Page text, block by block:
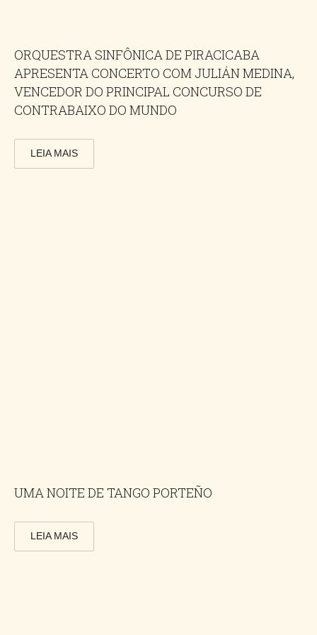
ORQUESTRA SINFÔNICA DE PIRACICABA
APRESENTA CONCERTO COM JULIÁN MEDINA,
VENCEDOR DO PRINCIPAL CONCURSO DE
CONTRABAIXO DO MUNDO
LEIA MAIS
UMA NOITE DE TANGO PORTEÑO
LEIA MAIS